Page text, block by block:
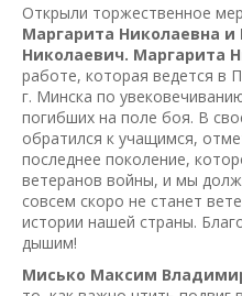
Открыли торжественное
Маргарита Николаевна
Николаевич. Маргарита
работе, которая ведется в
г. Минска по
погибших на поле боя. В
обратился к учащимся,
последнее поколение,
ветеранов войны, и мы
совсем скоро не станет
истории нашей страны.
дышим!
Мисько Максим